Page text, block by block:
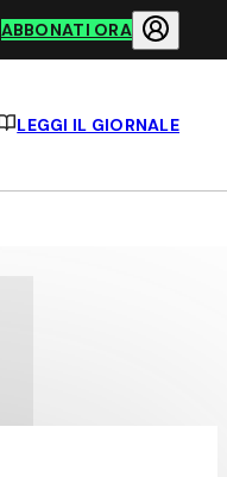
ABBONATI ORA
LEGGI IL GIORNALE